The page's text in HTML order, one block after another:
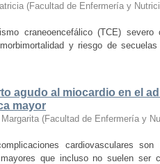
(Facultad de Enfermería y
craneoencefálico (TCE)
y riesgo de
agudo al miocardio en el
mayor
(Facultad de Enfermería y
cardiovasculares
que incluso no suelen ser